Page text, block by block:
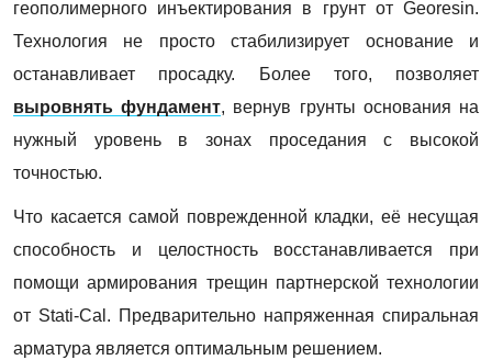
геополимерного инъектирования в грунт от Georesin.
Технология не просто стабилизирует основание и
останавливает просадку. Более того, позволяет
выровнять фундамент, вернув грунты основания на
нужный уровень в зонах проседания с высокой
точностью.
Что касается самой поврежденной кладки, её несущая
способность и целостность восстанавливается при
помощи армирования трещин партнерской технологии
от Stati-Cal. Предварительно напряженная спиральная
арматура является оптимальным решением.